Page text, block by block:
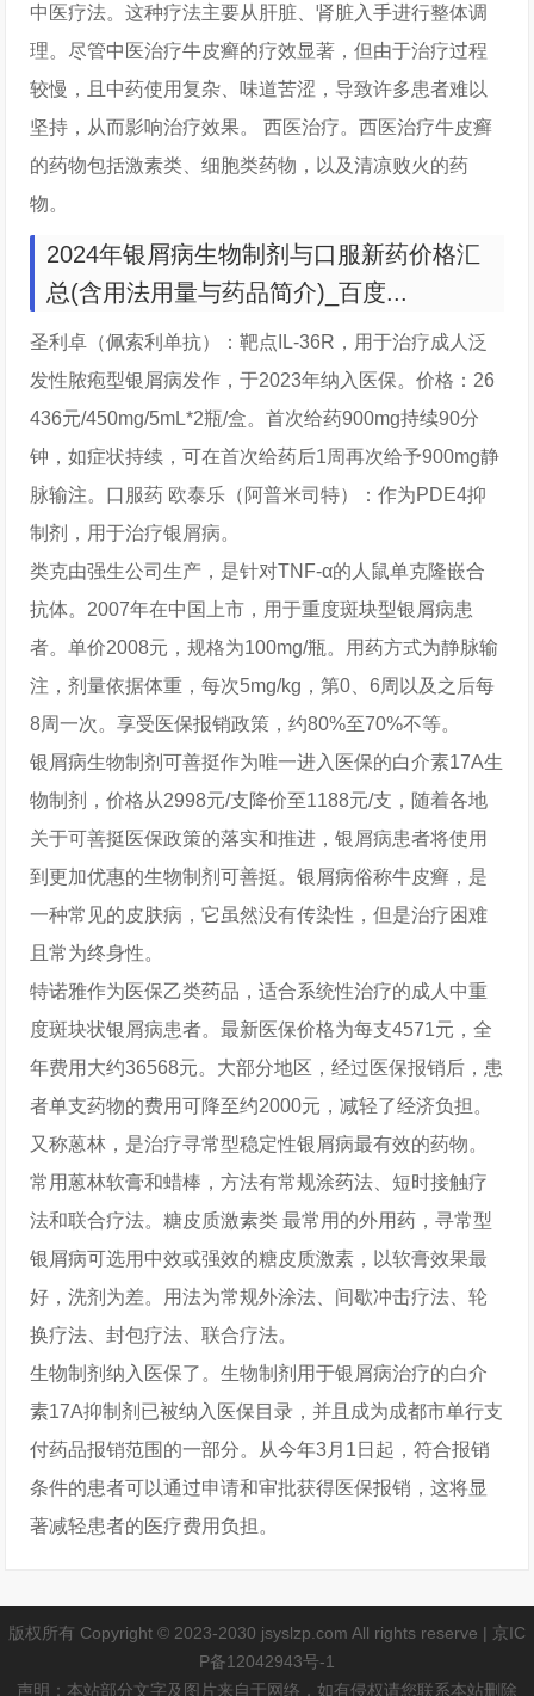
中医疗法。这种疗法主要从肝脏、肾脏入手进行整体调
理。尽管中医治疗牛皮癣的疗效显著，但由于治疗过程
较慢，且中药使用复杂、味道苦涩，导致许多患者难以
坚持，从而影响治疗效果。 西医治疗。西医治疗牛皮癣
的药物包括激素类、细胞类药物，以及清凉败火的药
物。
2024年银屑病生物制剂与口服新药价格汇
总(含用法用量与药品简介)_百度...
圣利卓（佩索利单抗）：靶点IL-36R，用于治疗成人泛
发性脓疱型银屑病发作，于2023年纳入医保。价格：26
436元/450mg/5mL*2瓶/盒。首次给药900mg持续90分
钟，如症状持续，可在首次给药后1周再次给予900mg静
脉输注。口服药 欧泰乐（阿普米司特）：作为PDE4抑
制剂，用于治疗银屑病。
类克由强生公司生产，是针对TNF-α的人鼠单克隆嵌合
抗体。2007年在中国上市，用于重度斑块型银屑病患
者。单价2008元，规格为100mg/瓶。用药方式为静脉输
注，剂量依据体重，每次5mg/kg，第0、6周以及之后每
8周一次。享受医保报销政策，约80%至70%不等。
银屑病生物制剂可善挺作为唯一进入医保的白介素17A生
物制剂，价格从2998元/支降价至1188元/支，随着各地
关于可善挺医保政策的落实和推进，银屑病患者将使用
到更加优惠的生物制剂可善挺。银屑病俗称牛皮癣，是
一种常见的皮肤病，它虽然没有传染性，但是治疗困难
且常为终身性。
特诺雅作为医保乙类药品，适合系统性治疗的成人中重
度斑块状银屑病患者。最新医保价格为每支4571元，全
年费用大约36568元。大部分地区，经过医保报销后，患
者单支药物的费用可降至约2000元，减轻了经济负担。
又称蒽林，是治疗寻常型稳定性银屑病最有效的药物。
常用蒽林软膏和蜡棒，方法有常规涂药法、短时接触疗
法和联合疗法。糖皮质激素类 最常用的外用药，寻常型
银屑病可选用中效或强效的糖皮质激素，以软膏效果最
好，洗剂为差。用法为常规外涂法、间歇冲击疗法、轮
换疗法、封包疗法、联合疗法。
生物制剂纳入医保了。生物制剂用于银屑病治疗的白介
素17A抑制剂已被纳入医保目录，并且成为成都市单行支
付药品报销范围的一部分。从今年3月1日起，符合报销
条件的患者可以通过申请和审批获得医保报销，这将显
著减轻患者的医疗费用负担。
版权所有 Copyright © 2023-2030 jsyslzp.com All rights reserve | 京IC
P备12042943号-1
声明：本站部分文字及图片来自于网络，如有侵权请您联系本站删除